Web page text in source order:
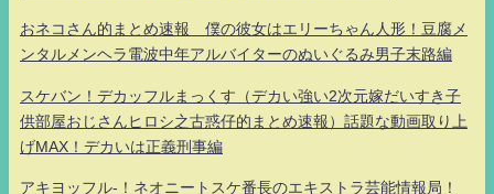
おネコさん的まとめ速報 僕の彼女はエリーちゃん人形！豆腐メ
ンタルメンヘラ電波中年アルバイターのぬいぐるみ男子末路編
スケバン！デカッフルまっくす（デカい強い2次元嫁だいすき子
供部屋おじさんヒロシ之古惑仔的まとめ速報）話題な動画取り上
げMAX！デカいは正義刑事編
アキヨッフル-！ネオニートスケ番長のエキストラ芸能情報局！